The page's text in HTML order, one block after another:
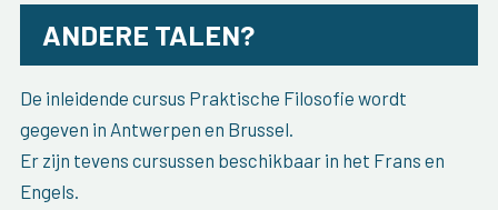
ANDERE TALEN?
De inleidende cursus Praktische Filosofie wordt
gegeven in Antwerpen en Brussel.
Er zijn tevens cursussen beschikbaar in het Frans en
Engels.